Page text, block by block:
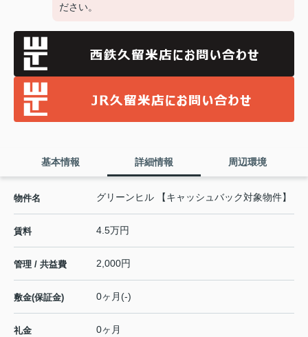
ださい。
基本情報 詳細情報 周辺環境
物件名 グリーンヒル 【キャッシュバック対象物件】
賃料 4.5万円
管理 / 共益費 2,000円
敷金(保証金) 0ヶ月(-)
礼金 0ヶ月